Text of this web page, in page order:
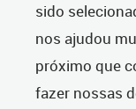
sido
nos ajudou
próximo que
fazer nossas